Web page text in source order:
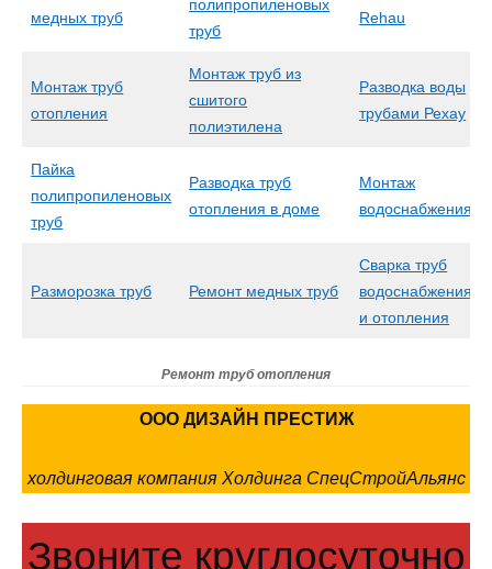
медных труб
полипропиленовых
труб
Rehau
Монтаж труб
отопления
Монтаж труб из
сшитого
полиэтилена
Разводка воды
трубами Рехау
Пайка
полипропиленовых
труб
Разводка труб
отопления в доме
Монтаж
водоснабжения
Разморозка труб Ремонт медных труб
Сварка труб
водоснабжения
и отопления
Ремонт труб отопления
ООО ДИЗАЙН ПРЕСТИЖ
холдинговая компания Холдинга СпецСтройАльянс
Звоните круглосуточно